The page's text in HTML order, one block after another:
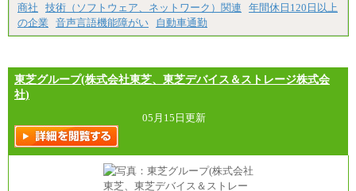
商社
技術（ソフトウェア、ネットワーク）関連
年間休日120日以上
の企業
音声言語機能障がい 自動車通勤
東芝グループ(株式会社東芝、東芝デバイス＆ストレージ株式会
社)
05月15日更新